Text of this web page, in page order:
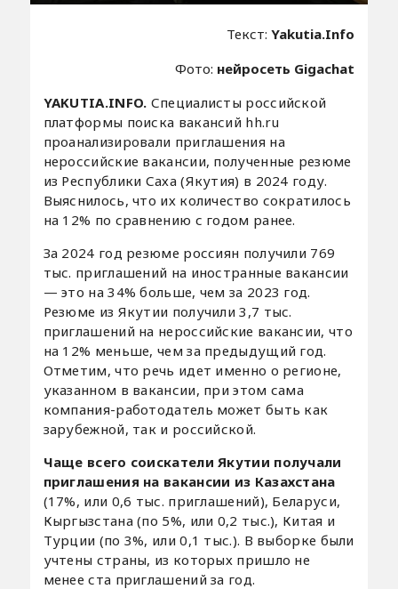
Текст:Yakutia.Info
Фото: нейросеть Gigachat
YAKUTIA.INFO. Специалисты российской
платформы поиска вакансий hh.ru
проанализировали приглашения на
нероссийские вакансии, полученные резюме
из Республики Саха (Якутия) в 2024 году.
Выяснилось, что их количество сократилось
на 12% по сравнению с годом ранее.
За 2024 год резюме россиян получили 769
тыс. приглашений на иностранные вакансии
— это на 34% больше, чем за 2023 год.
Резюме из Якутии получили 3,7 тыс.
приглашений на нероссийские вакансии, что
на 12% меньше, чем за предыдущий год.
Отметим, что речь идет именно о регионе,
указанном в вакансии, при этом сама
компания-работодатель может быть как
зарубежной, так и российской.
Чаще всего соискатели Якутии получали
приглашения на вакансии из Казахстана
(17%, или 0,6 тыс. приглашений), Беларуси,
Кыргызстана (по 5%, или 0,2 тыс.), Китая и
Турции (по 3%, или 0,1 тыс.). В выборке были
учтены страны, из которых пришло не
менее ста приглашений за год.